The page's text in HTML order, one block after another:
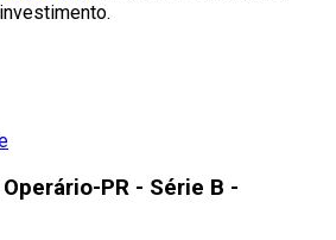
PR - Série B -